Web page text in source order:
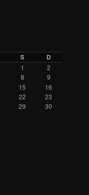
S D
1
2
8
9
15
16
22
23
29
30